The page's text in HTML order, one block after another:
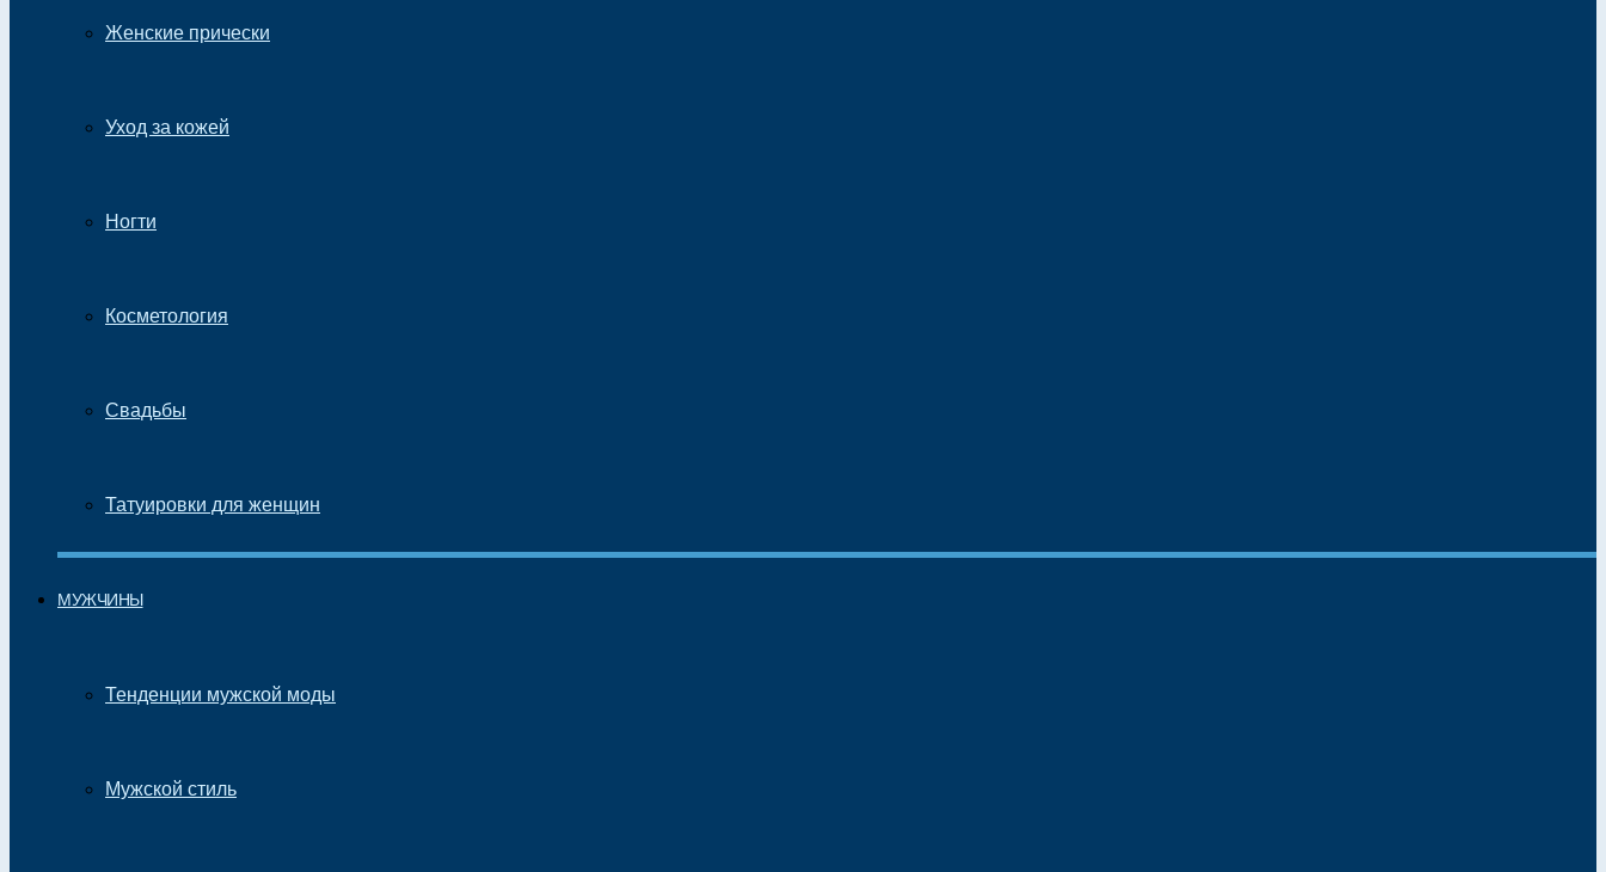
Женские прически
Уход за кожей
Ногти
Косметология
Свадьбы
Татуировки для женщин
МУЖЧИНЫ
Тенденции мужской моды
Мужской стиль